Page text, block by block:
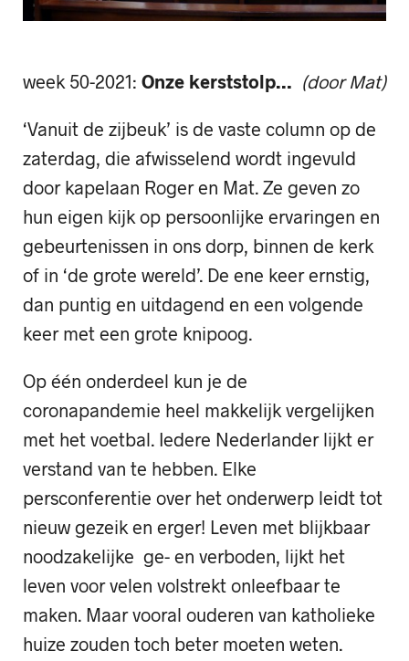
week 50-2021: Onze kerststolp… (door Mat)
‘Vanuit de zijbeuk’ is de vaste column op de
zaterdag, die afwisselend wordt ingevuld
door kapelaan Roger en Mat. Ze geven zo
hun eigen kijk op persoonlijke ervaringen en
gebeurtenissen in ons dorp, binnen de kerk
of in ‘de grote wereld’. De ene keer ernstig,
dan puntig en uitdagend en een volgende
keer met een grote knipoog.
Op één onderdeel kun je de
coronapandemie heel makkelijk vergelijken
met het voetbal. Iedere Nederlander lijkt er
verstand van te hebben. Elke
persconferentie over het onderwerp leidt tot
nieuw gezeik en erger! Leven met blijkbaar
noodzakelijke ge- en verboden, lijkt het
leven voor velen volstrekt onleefbaar te
maken. Maar vooral ouderen van katholieke
huize zouden toch beter moeten weten.